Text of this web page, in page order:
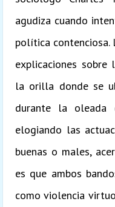
agudiza cuando
política
explicaciones sobre
la orilla donde se
durante la oleada
elogiando las
buenas o males,
es que ambos
como violencia